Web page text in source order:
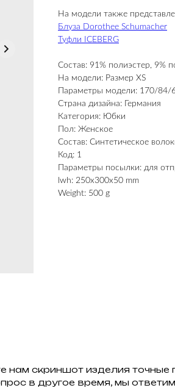
На модели также
Блуза Dorothee Schumacher
Туфли ICEBERG
Состав: 91% полиэстер, 9%
На модели: Размер XS
Параметры модели: 170/84/
Страна дизайна: Германия
Категория: Юбки
Пол: Женское
Состав: Синтетическое
Код: 1
Параметры посылки: для
lwh: 250x300x50 mm
Weight: 500 g
скриншот изделия точные
в другое время, мы